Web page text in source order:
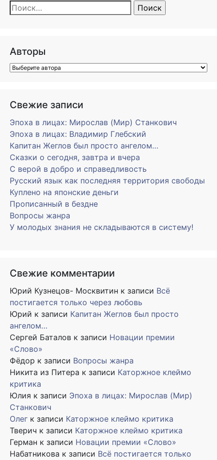
Найти:
Авторы
Свежие записи
Эпоха в лицах: Мирослав (Мир) Станкович
Эпоха в лицах: Владимир Глебский
Капитан Жеглов был просто ангелом…
Сказки о сегодня, завтра и вчера
С верой в добро и справедливость
Русский язык как последняя территория свободы
Куплено на японские деньги
Прописанный в бездне
Вопросы жанра
У молодых знания не складываются в систему!
Свежие комментарии
Юрий Кузнецов- Москвитин к записи Всё
постигается только через любовь
Юрий к записи Капитан Жеглов был просто
ангелом…
Сергей Баталов к записи Новации премии
«Слово»
Фёдор к записи Вопросы жанра
Никита из Питера к записи Каторжное клеймо
критика
Юлия к записи Эпоха в лицах: Мирослав (Мир)
Станкович
Олег к записи Каторжное клеймо критика
Тверич к записи Каторжное клеймо критика
Герман к записи Новации премии «Слово»
Набатникова к записи Всё постигается только